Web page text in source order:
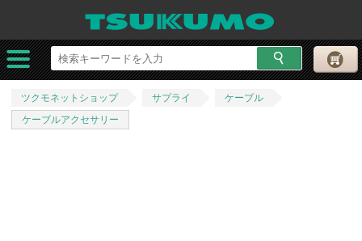
ツクモネットショップ サプライ
ケーブル
ケーブルアクセサリー